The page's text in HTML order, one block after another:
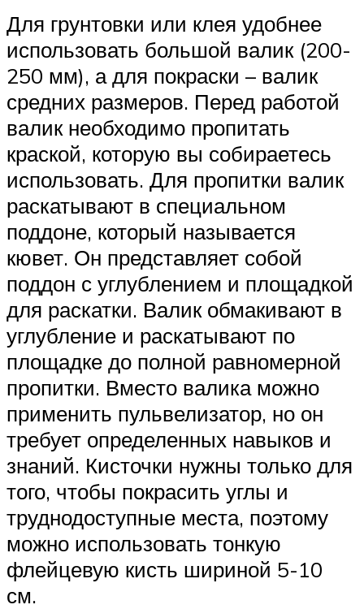
Для грунтовки или клея удобнее
использовать большой валик (200-
250 мм), а для покраски – валик
средних размеров. Перед работой
валик необходимо пропитать
краской, которую вы собираетесь
использовать. Для пропитки валик
раскатывают в специальном
поддоне, который называется
кювет. Он представляет собой
поддон с углублением и площадкой
для раскатки. Валик обмакивают в
углубление и раскатывают по
площадке до полной равномерной
пропитки. Вместо валика можно
применить пульвелизатор, но он
требует определенных навыков и
знаний. Кисточки нужны только для
того, чтобы покрасить углы и
труднодоступные места, поэтому
можно использовать тонкую
флейцевую кисть шириной 5-10
см.